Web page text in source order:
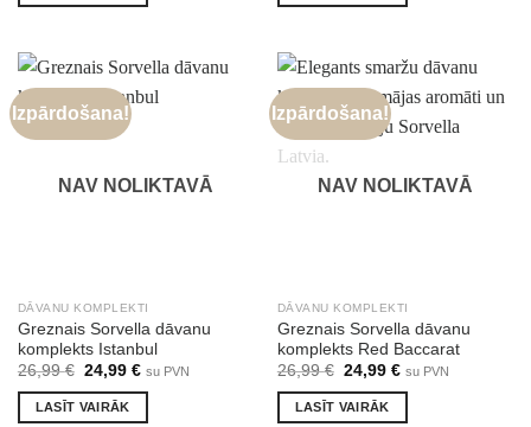
Izpārdošana!
NAV NOLIKTAVĀ
DĀVANU KOMPLEKTI
Greznais Sorvella dāvanu
komplekts Istanbul
26,99€ Original
was:
26,99 €.
24,99 €Current
su PVN
LASĪT VAIRĀK
Izpārdošana!
NAV NOLIKTAVĀ
DĀVANU KOMPLEKTI
Greznais Sorvella dāvanu
komplekts Red Baccarat
26,99€ Original
was:
26,99 €.
24,99 €Current
su PVN
LASĪT VAIRĀK